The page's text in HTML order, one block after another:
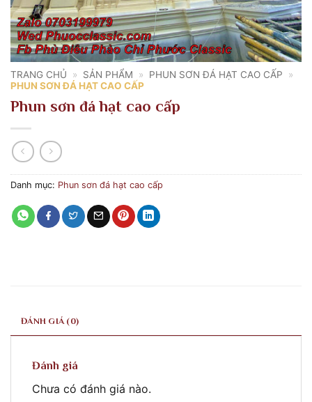
TRANG CHỦ » SẢN PHẨM » PHUN SƠN ĐÁ HẠT CAO CẤP
»
PHUN SƠN ĐÁ HẠT CAO CẤP
Phun sơn đá hạt cao cấp
Danh mục: Phun sơn đá hạt cao cấp
ĐÁNH GIÁ (0)
Đánh giá
Chưa có đánh giá nào.